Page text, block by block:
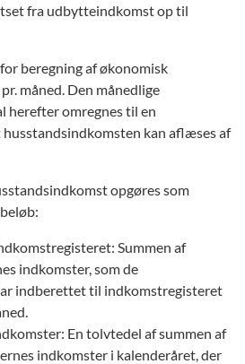
fra udbytteindkomst op til
beregning af økonomisk
måned. Den månedlige
herefter omregnes til en
husstandsindkomsten kan aflæses af
opgøres som
Summen af
indkomster, som de
indberettet til indkomstregisteret
En tolvtedel af summen af
indkomster i kalenderåret, der